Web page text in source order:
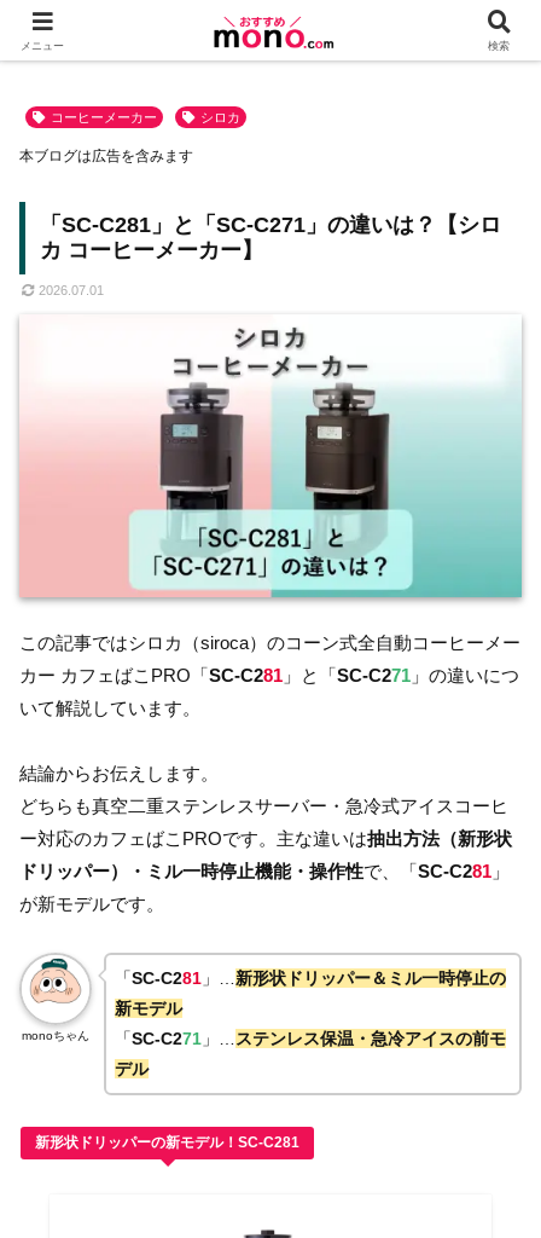
コーヒーメーカー シロカ
「SC-C281」と「SC-C271」の違いは？【シロ
カ コーヒーメーカー】
2026.07.01
本ブログは広告を含みます
この記事ではシロカ（siroca）のコーン式全自動コーヒーメー
カー カフェばこPRO「SC-C281 」と「SC-C271 」の違いにつ
いて解説しています。
結論からお伝えします。
どちらも真空二重ステンレスサーバー・急冷式アイスコーヒ
ー対応のカフェばこPROです。主な違いは抽出方法（新形状
ドリッパー）・ミル一時停止機能・操作性で、「SC-C281 」
が新モデルです。
monoちゃん
「SC-C281 」… 新形状ドリッパー＆ミル一時停止の
新モデル
「SC-C271 」…
ステンレス保温・急冷アイスの前モ
デル
新形状ドリッパーの新モデル！SC-C281
メニュー 検索